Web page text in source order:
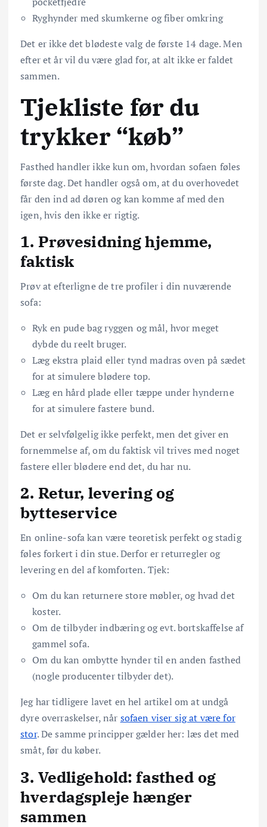
Ryghynder med skumkerne og fiber omkring
Det er ikke det blødeste valg de første 14 dage. Men
efter et år vil du være glad for, at alt ikke er faldet
sammen.
Tjekliste før du
trykker “køb”
Fasthed handler ikke kun om, hvordan sofaen føles
første dag. Det handler også om, at du overhovedet
får den ind ad døren og kan komme af med den
igen, hvis den ikke er rigtig.
1. Prøvesidning hjemme,
faktisk
Prøv at efterligne de tre profiler i din nuværende
sofa:
Ryk en pude bag ryggen og mål, hvor meget
dybde du reelt bruger.
Læg ekstra plaid eller tynd madras oven på sædet
for at simulere blødere top.
Læg en hård plade eller tæppe under hynderne
for at simulere fastere bund.
Det er selvfølgelig ikke perfekt, men det giver en
fornemmelse af, om du faktisk vil trives med noget
fastere eller blødere end det, du har nu.
2. Retur, levering og
bytteservice
En online-sofa kan være teoretisk perfekt og stadig
føles forkert i din stue. Derfor er returregler og
levering en del af komforten. Tjek:
Om du kan returnere store møbler, og hvad det
koster.
Om de tilbyder indbæring og evt. bortskaffelse af
gammel sofa.
Om du kan ombytte hynder til en anden fasthed
(nogle producenter tilbyder det).
Jeg har tidligere lavet en hel artikel om at undgå
dyre overraskelser, når sofaen viser sig at være for
stor. De samme principper gælder her: læs det med
småt, før du køber.
3. Vedligehold: fasthed og
hverdagspleje hænger
sammen